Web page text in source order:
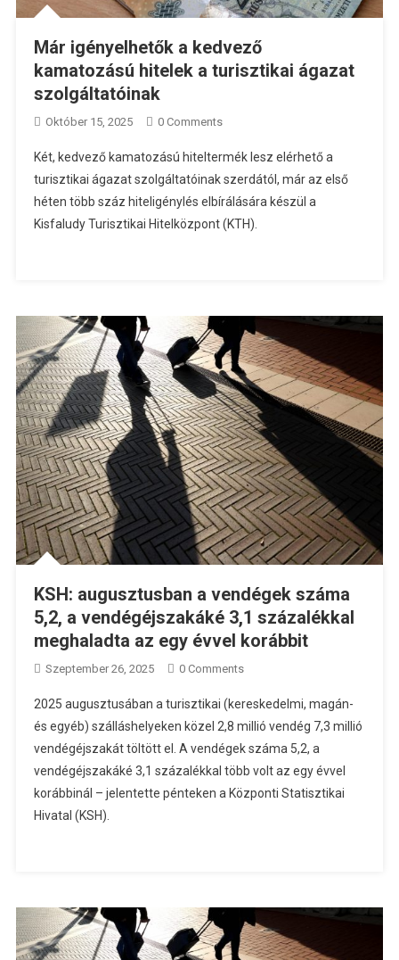
Már igényelhetők a kedvező
kamatozású hitelek a turisztikai ágazat
szolgáltatóinak
Október 15, 2025 0 Comments
Két, kedvező kamatozású hiteltermék lesz elérhető a
turisztikai ágazat szolgáltatóinak szerdától, már az első
héten több száz hiteligénylés elbírálására készül a
Kisfaludy Turisztikai Hitelközpont (KTH).
KSH: augusztusban a vendégek száma
5,2, a vendégéjszakáké 3,1 százalékkal
meghaladta az egy évvel korábbit
Szeptember 26, 2025 0 Comments
2025 augusztusában a turisztikai (kereskedelmi, magán-
és egyéb) szálláshelyeken közel 2,8 millió vendég 7,3 millió
vendégéjszakát töltött el. A vendégek száma 5,2, a
vendégéjszakáké 3,1 százalékkal több volt az egy évvel
korábbinál – jelentette pénteken a Központi Statisztikai
Hivatal (KSH).